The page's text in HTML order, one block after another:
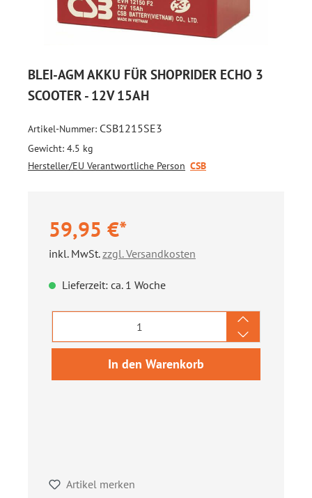
BLEI-AGM AKKU FÜR SHOPRIDER ECHO 3
SCOOTER - 12V 15AH
Artikel-Nummer: CSB1215SE3
Gewicht: 4.5 kg
Hersteller/EU Verantwortliche Person CSB
59,95 €*
inkl. MwSt.zzgl. Versandkosten
Lieferzeit: ca. 1 Woche
Produkt Anzahl: Gib den
In den Warenkorb
Artikel merken